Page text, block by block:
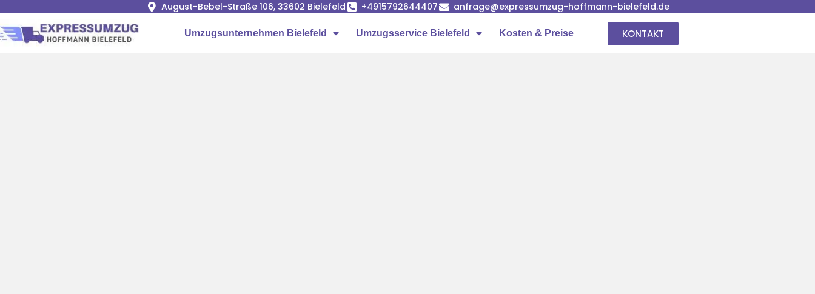
August-Bebel-Straße 106, 33602 Bielefeld +4915792644407 anfrage@expressumzug-hoffmann-bielefeld.de
Umzugsunternehmen Bielefeld Umzugsservice Bielefeld Kosten & Preise KONTAKT